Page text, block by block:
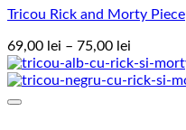
Tricou Rick and Morty Piece
69,00 lei – 75,00 lei
de
prețuri: